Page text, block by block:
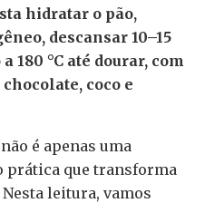
hidratar o pão,
descansar 10–15
180 °C até dourar, com
coco e
não é apenas uma
prática que transforma
leitura, vamos